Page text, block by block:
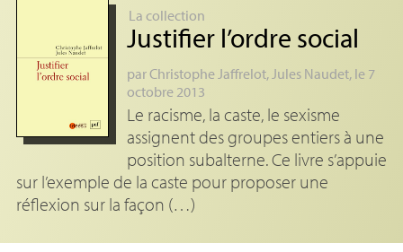
La collection
Justifier l’ordre social
parChristophe Jaffrelot,Jules Naudet, le 7
octobre 2013
Le racisme, la caste, le sexisme
assignent des groupes entiers à une
position subalterne. Ce livre s’appuie
sur l’exemple de la caste pour proposer une
réflexion sur la façon (…)